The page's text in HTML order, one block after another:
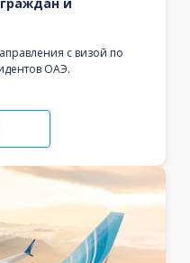
с визой по
ОАЭ.